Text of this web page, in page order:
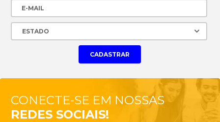
CONECTE-SE EM NOSSAS
REDES SOCIAIS!